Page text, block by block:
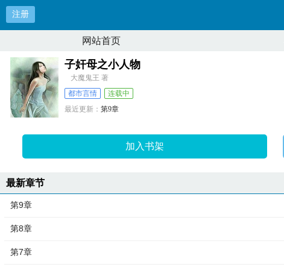
注册
网站首页
子奸母之小人物
大魔鬼王 著
都市言情
连载中
最近更新： 第9章
加入书架
最新章节
第9章
第8章
第7章